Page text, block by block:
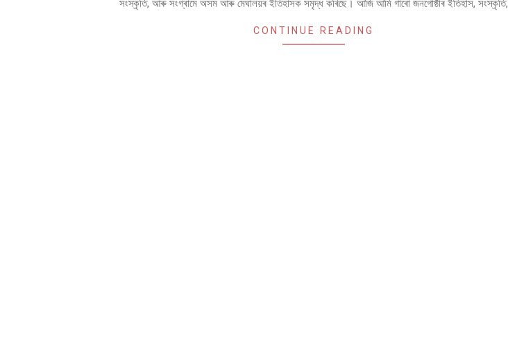
সংস্কৃতি, আৰু সংগ্ৰামে অসম আৰু মেঘালয়ৰ ইতিহাসক সমৃদ্ধ কৰিছে। আজি আমি গাৰো জনগোষ্ঠীৰ ইতিহাস, সংস্কৃতি,
CONTINUE READING